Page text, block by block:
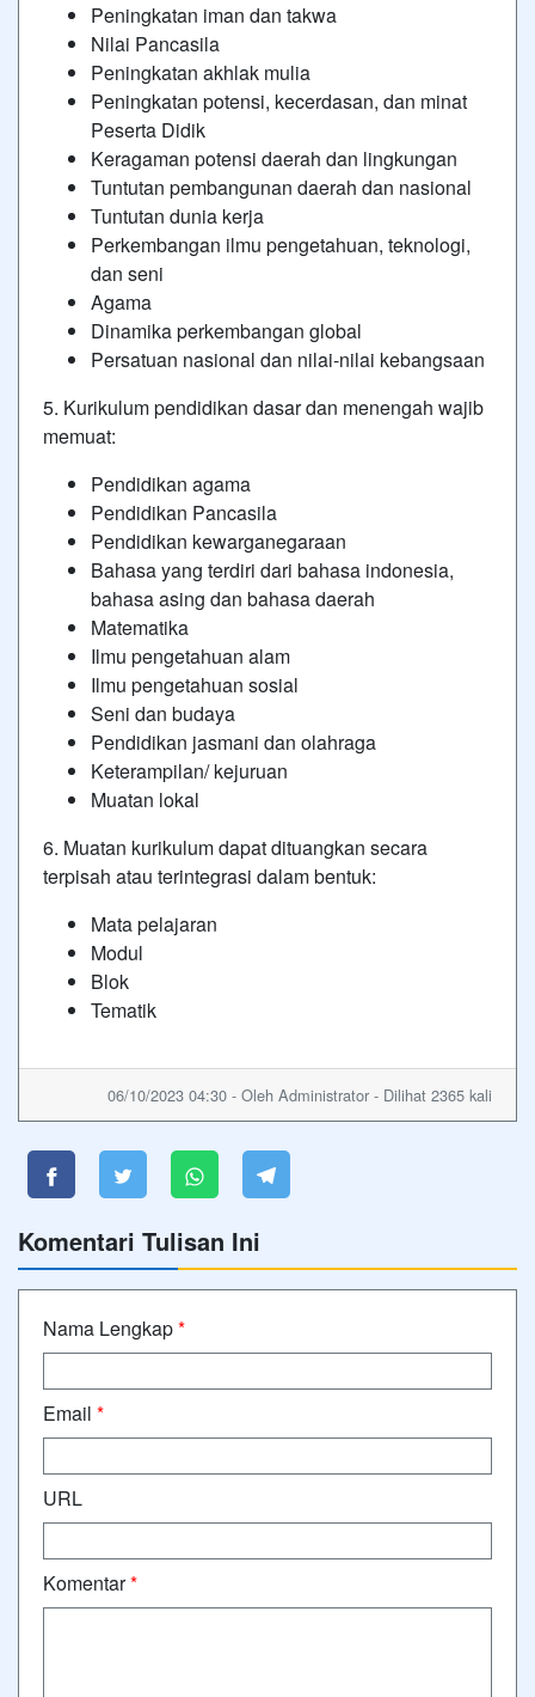
Peningkatan iman dan takwa
Nilai Pancasila
Peningkatan akhlak mulia
Peningkatan potensi, kecerdasan, dan minat
Peserta Didik
Keragaman potensi daerah dan lingkungan
Tuntutan pembangunan daerah dan nasional
Tuntutan dunia kerja
Perkembangan ilmu pengetahuan, teknologi,
dan seni
Agama
Dinamika perkembangan global
Persatuan nasional dan nilai-nilai kebangsaan
5. Kurikulum pendidikan dasar dan menengah wajib
memuat:
Pendidikan agama
Pendidikan Pancasila
Pendidikan kewarganegaraan
Bahasa yang terdiri dari bahasa indonesia,
bahasa asing dan bahasa daerah
Matematika
Ilmu pengetahuan alam
Ilmu pengetahuan sosial
Seni dan budaya
Pendidikan jasmani dan olahraga
Keterampilan/ kejuruan
Muatan lokal
6. Muatan kurikulum dapat dituangkan secara
terpisah atau terintegrasi dalam bentuk:
Mata pelajaran
Modul
Blok
Tematik
06/10/2023 04:30 - Oleh Administrator - Dilihat 2365 kali
Komentari Tulisan Ini
Nama Lengkap*
Email *
URL
Komentar*